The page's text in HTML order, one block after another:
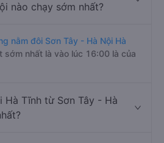
nào chạy sớm nhất?
nằm đôi Sơn Tây - Hà Nội Hà
sớm nhất là vào lúc 16:00 là của
Hà Tĩnh từ Sơn Tây - Hà